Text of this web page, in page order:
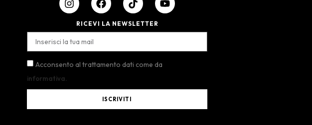
RICEVI LA NEWSLETTER
Acconsento al trattamento dati come da
informativa.
ISCRIVITI